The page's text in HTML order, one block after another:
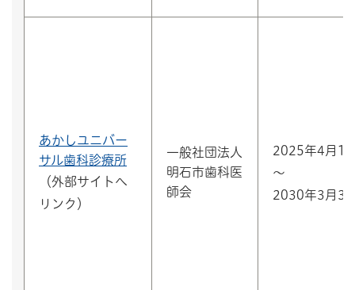
あかしユニバー
サル歯科診療所
（外部サイトへ
リンク）
一般社団法人
明石市歯科医
師会
2025年4月1
～
2030年3月31